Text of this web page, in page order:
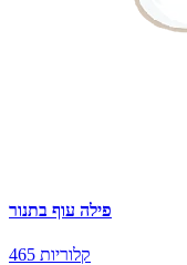
פילה עוף בתנור
465 קלוריות